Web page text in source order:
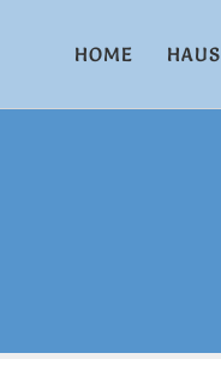
HOME HAUS